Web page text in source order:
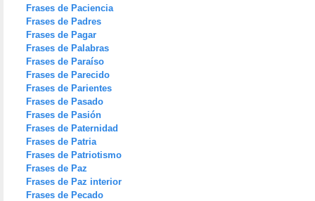
Frases de Paciencia
Frases de Padres
Frases de Pagar
Frases de Palabras
Frases de Paraíso
Frases de Parecido
Frases de Parientes
Frases de Pasado
Frases de Pasión
Frases de Paternidad
Frases de Patria
Frases de Patriotismo
Frases de Paz
Frases de Paz interior
Frases de Pecado